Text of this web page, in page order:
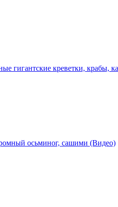
гигантские креветки, крабы,
осьминог, сашими (Видео)